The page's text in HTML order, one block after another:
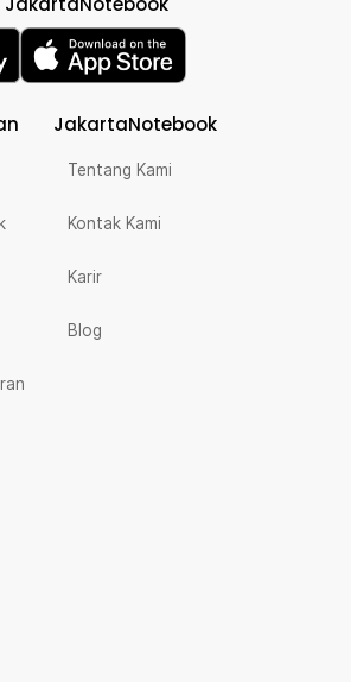
JakartaNotebook
Tentang Kami
Kontak Kami
Karir
Blog